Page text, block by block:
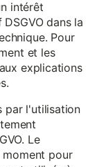
intérêt
dans la
Pour
et les
explications
par l'utilisation
Le
pour